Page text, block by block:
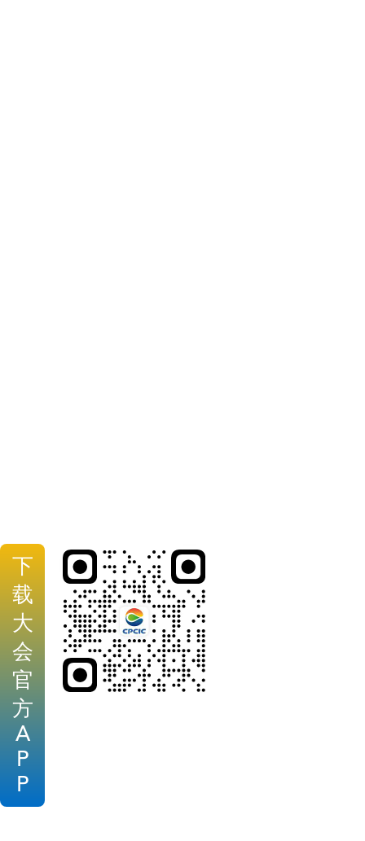
下
载
大
会
官
方
A
P
P